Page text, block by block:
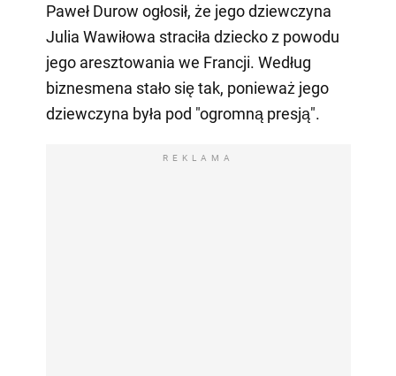
Paweł Durow ogłosił, że jego dziewczyna
Julia Wawiłowa straciła dziecko z powodu
jego aresztowania we Francji. Według
biznesmena stało się tak, ponieważ jego
dziewczyna była pod "ogromną presją".
REKLAMA